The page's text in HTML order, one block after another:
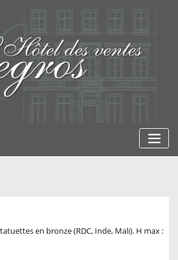
en bronze (RDC, Inde, Mali). H max :